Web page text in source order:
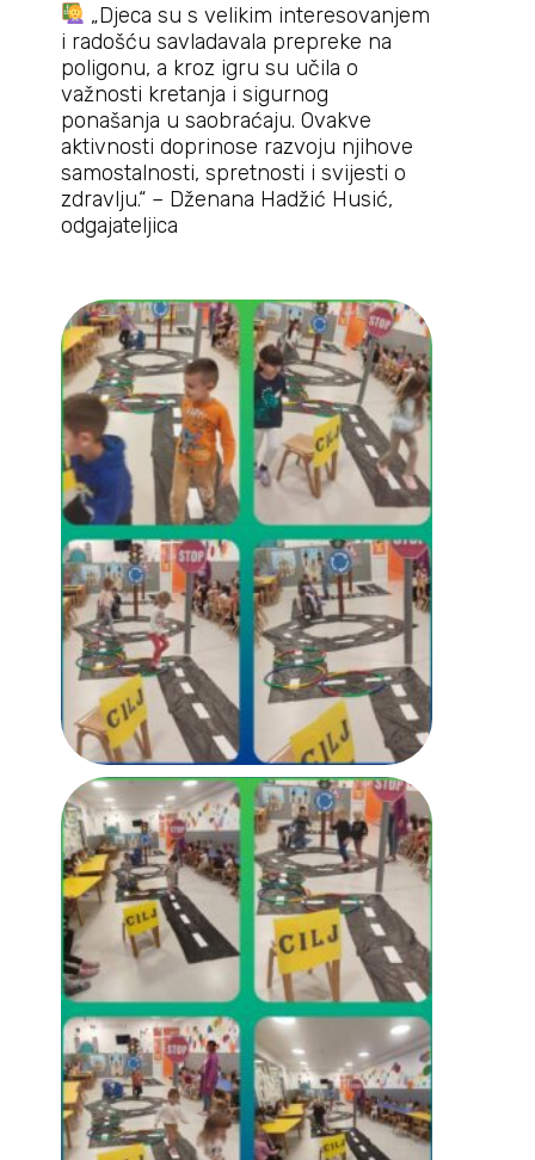
„Djeca su s velikim interesovanjem
i radošću savladavala prepreke na
poligonu, a kroz igru su učila o
važnosti kretanja i sigurnog
ponašanja u saobraćaju. Ovakve
aktivnosti doprinose razvoju njihove
samostalnosti, spretnosti i svijesti o
zdravlju.“ – Dženana Hadžić Husić,
odgajateljica